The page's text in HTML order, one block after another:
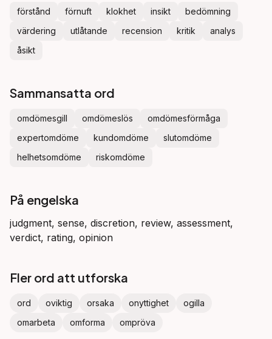
förstånd förnuft klokhet insikt
bedömning
värdering
utlåtande recension kritik
analys
åsikt
Sammansatta ord
omdömesgill omdömeslös
omdömesförmåga
expertomdöme
kundomdöme
slutomdöme
helhetsomdöme
riskomdöme
På engelska
judgment, sense, discretion, review, assessment,
verdict, rating, opinion
Fler ord att utforska
ord oviktig orsaka onyttighet
ogilla
omarbeta
omforma ompröva